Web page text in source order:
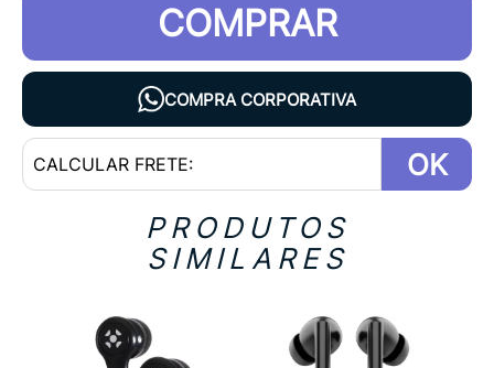
COMPRAR
COMPRA CORPORATIVA
OK
PRODUTOS
SIMILARES